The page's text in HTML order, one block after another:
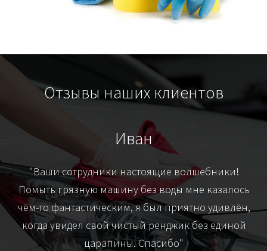
Отзывы наших клиентов
Иван
"Ваши сотрудники настоящие волшебники!
Помыть грязную машину без воды мне казалось
чём-то фантастическим, я был приятно удивлён,
когда увидел свой чистый ренджик без единой
царапины. Спасибо"